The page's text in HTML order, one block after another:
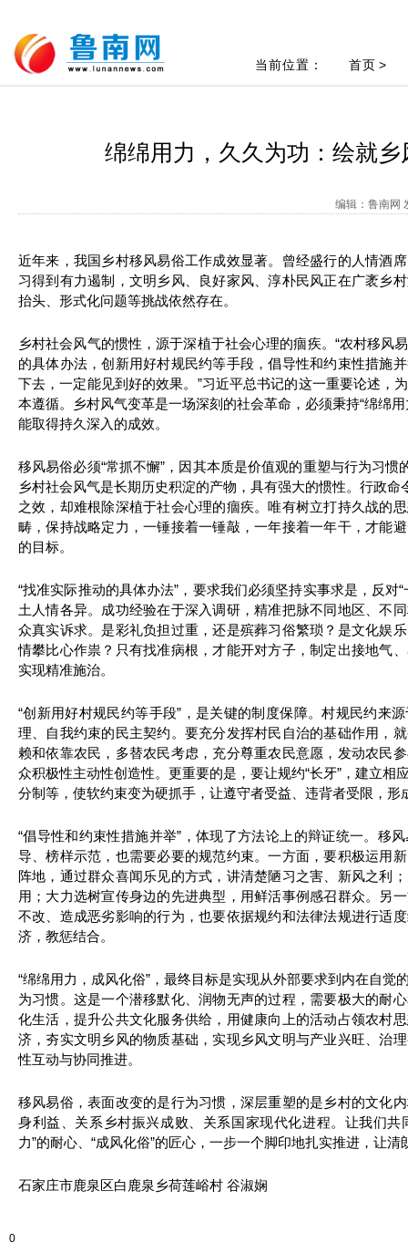
当前位置： 首页 >
绵绵用力，久久为功：绘就乡
编辑：鲁南网
近年来，我国乡村移风易俗工作成效显著。曾经盛行的人情酒
习得到有力遏制，文明乡风、良好家风、淳朴民风正在广袤乡
抬头、形式化问题等挑战依然存在。
乡村社会风气的惯性，源于深植于社会心理的痼疾。“农村移风
的具体办法，创新用好村规民约等手段，倡导性和约束性措施
下去，一定能见到好的效果。”习近平总书记的这一重要论述，
本遵循。乡村风气变革是一场深刻的社会革命，必须秉持“绵绵
能取得持久深入的成效。
移风易俗必须“常抓不懈”，因其本质是价值观的重塑与行为习惯
乡村社会风气是长期历史积淀的产物，具有强大的惯性。行政命
之效，却难根除深植于社会心理的痼疾。唯有树立打持久战的
畴，保持战略定力，一锤接着一锤敲，一年接着一年干，才能
的目标。
“找准实际推动的具体办法”，要求我们必须坚持实事求是，反对
土人情各异。成功经验在于深入调研，精准把脉不同地区、不
众真实诉求。是彩礼负担过重，还是殡葬习俗繁琐？是文化娱
情攀比心作祟？只有找准病根，才能开对方子，制定出接地气
实现精准施治。
“创新用好村规民约等手段”，是关键的制度保障。村规民约来
理、自我约束的民主契约。要充分发挥村民自治的基础作用，
赖和依靠农民，多替农民考虑，充分尊重农民意愿，发动农民
众积极性主动性创造性。更重要的是，要让规约“长牙”，建立相
分制等，使软约束变为硬抓手，让遵守者受益、违背者受限，形
“倡导性和约束性措施并举”，体现了方法论上的辩证统一。移
导、榜样示范，也需要必要的规范约束。一方面，要积极运用
阵地，通过群众喜闻乐见的方式，讲清楚陋习之害、新风之利
用；大力选树宣传身边的先进典型，用鲜活事例感召群众。另
不改、造成恶劣影响的行为，也要依据规约和法律法规进行适
济，教惩结合。
“绵绵用力，成风化俗”，最终目标是实现从外部要求到内在自觉
为习惯。这是一个潜移默化、润物无声的过程，需要极大的耐
化生活，提升公共文化服务供给，用健康向上的活动占领农村
济，夯实文明乡风的物质基础，实现乡风文明与产业兴旺、治
性互动与协同推进。
移风易俗，表面改变的是行为习惯，深层重塑的是乡村的文化
身利益、关系乡村振兴成败、关系国家现代化进程。让我们共
力”的耐心、“成风化俗”的匠心，一步一个脚印地扎实推进，让
石家庄市鹿泉区白鹿泉乡荷莲峪村 谷淑娴
0